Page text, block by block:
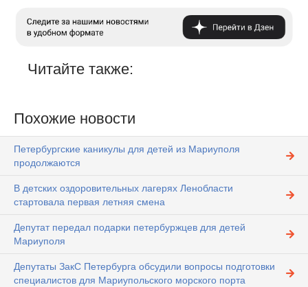
Читайте также:
Похожие новости
Петербургские каникулы для детей из Мариуполя
продолжаются
В детских оздоровительных лагерях Ленобласти
стартовала первая летняя смена
Депутат передал подарки петербуржцев для детей
Мариуполя
Депутаты ЗакС Петербурга обсудили вопросы подготовки
специалистов для Мариупольского морского порта